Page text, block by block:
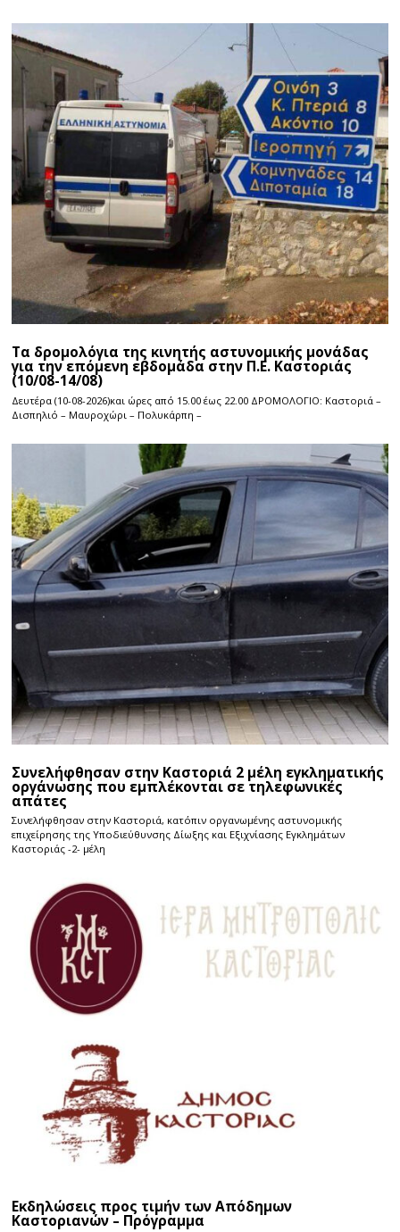
Τα δρομολόγια της κινητής αστυνομικής μονάδας
για την επόμενη εβδομάδα στην Π.Ε. Καστοριάς
(10/08-14/08)
Δευτέρα (10-08-2026)και ώρες από 15.00 έως 22.00 ΔΡΟΜΟΛΟΓΙΟ: Καστοριά –
Δισπηλιό – Μαυροχώρι – Πολυκάρπη –
Συνελήφθησαν στην Καστοριά 2 μέλη εγκληματικής
οργάνωσης που εμπλέκονται σε τηλεφωνικές
απάτες
Συνελήφθησαν στην Καστοριά, κατόπιν οργανωμένης αστυνομικής
επιχείρησης της Υποδιεύθυνσης Δίωξης και Εξιχνίασης Εγκλημάτων
Καστοριάς -2- μέλη
Εκδηλώσεις προς τιμήν των Απόδημων
Καστοριανών – Πρόγραμμα